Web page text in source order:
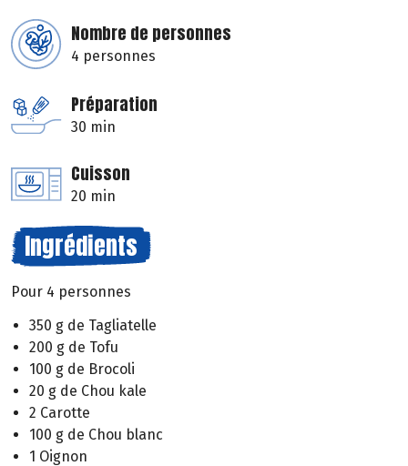
Nombre de personnes
4 personnes
Préparation
30 min
Cuisson
20 min
Ingrédients
Pour 4 personnes
350 g de Tagliatelle
200 g de Tofu
100 g de Brocoli
20 g de Chou kale
2 Carotte
100 g de Chou blanc
1 Oignon